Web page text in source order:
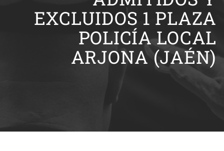
EXCLUIDOS 1 PLAZA
POLICÍA LOCAL
ARJONA (JAÉN)